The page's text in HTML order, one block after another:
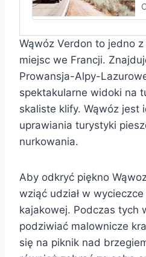
Wąwóz Verdon to jedno
miejsc we Francji.
Prowansja-Alpy-
spektakularne widoki na
skaliste klify. Wąwóz jest
uprawiania turystyki
nurkowania.
Aby odkryć piękno
wziąć udział w
kajakowej. Podczas tych
podziwiać malownicze
się na piknik nad